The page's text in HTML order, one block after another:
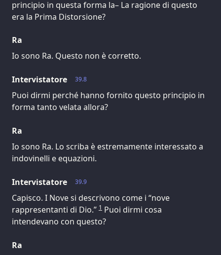
principio in questa forma la– La ragione di questo
era la Prima Distorsione?
Ra
Io sono Ra. Questo non è corretto.
39.8
Intervistatore
Puoi dirmi perché hanno fornito questo principio in
forma tanto velata allora?
Ra
Io sono Ra. Lo scriba è estremamente interessato a
indovinelli e equazioni.
39.9
Intervistatore
Capisco. I Nove si descrivono come i “nove
rappresentanti di Dio.” 1 Puoi dirmi cosa
intendevano con questo?
Ra